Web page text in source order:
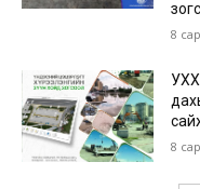
8
8